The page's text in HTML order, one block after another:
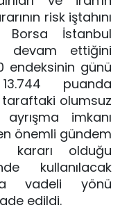
risk iştahını
Borsa İstanbul
devam ettiğini
endeksinin günü
puanda
taraftaki olumsuz
imkanı
önemli gündem
kararı olduğu
kullanılacak
vadeli yönü
edildi.